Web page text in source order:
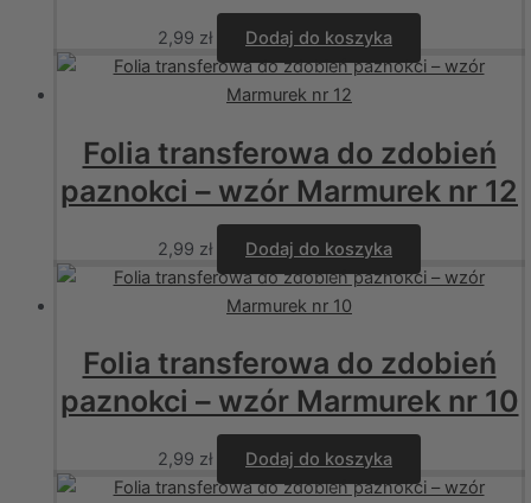
2,99 zł Dodaj do koszyka
Folia transferowa do zdobień
paznokci – wzór Marmurek nr 12
2,99 zł Dodaj do koszyka
Folia transferowa do zdobień
paznokci – wzór Marmurek nr 10
2,99 zł Dodaj do koszyka